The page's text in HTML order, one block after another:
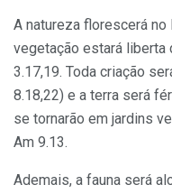
A natureza florescerá
vegetação estará liberta
3.17,19. Toda criação
8.18,22) e a terra será
se tornarão em jardins
Am 9.13.
Ademais, a fauna será